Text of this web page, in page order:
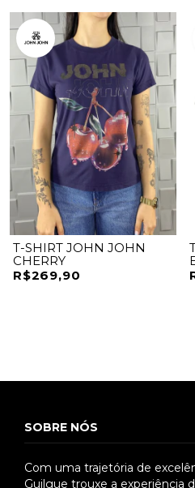
T-SHIRT JOHN JOHN
CHERRY
R$269,90
SOBRE NÓS
Com uma trajetória de
Guilgue trouxe a experiência